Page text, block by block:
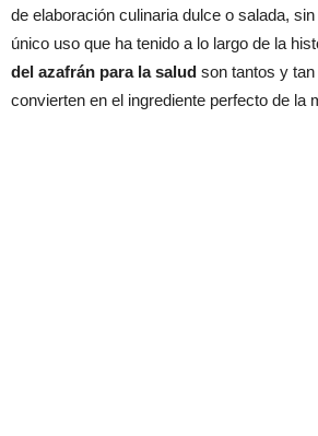
de elaboración culinaria dulce o salada,
único uso que ha tenido a lo largo de la
del azafrán para la salud son tantos y
convierten en el ingrediente perfecto de la